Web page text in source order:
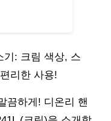
기: 크림 색상, 스
리한 사용!
끔하게! 디온리 핸